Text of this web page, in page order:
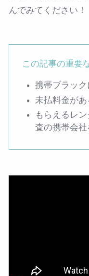
んでみてください！
この記事の重要
携帯ブラッ
未払料金が
もらえるレ
査の携帯会